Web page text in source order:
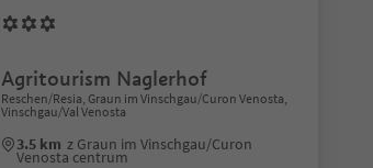
Agritourism Naglerhof
Reschen/Resia, Graun im Vinschgau/Curon Venosta,
Vinschgau/Val Venosta
3.5 km z Graun im Vinschgau/Curon
Venosta centrum